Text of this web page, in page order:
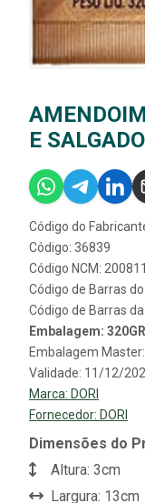
E
Código do
Código: 36839
Código NCM:
Código de Barras
Código de Barras
Embalagem: 320GR
Embalagem
Validade: 11/12/
Marca: DORI
Fornecedor: DORI
Dimensões do
Altura: 3cm
Largura: 13cm